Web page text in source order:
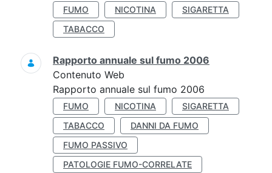
FUMO NICOTINA
SIGARETTA
TABACCO
Rapporto annuale sul fumo 2006
Contenuto Web
Rapporto annuale sul fumo 2006
FUMO NICOTINA
SIGARETTA
TABACCO
DANNI DA FUMO
FUMO PASSIVO
PATOLOGIE FUMO-CORRELATE